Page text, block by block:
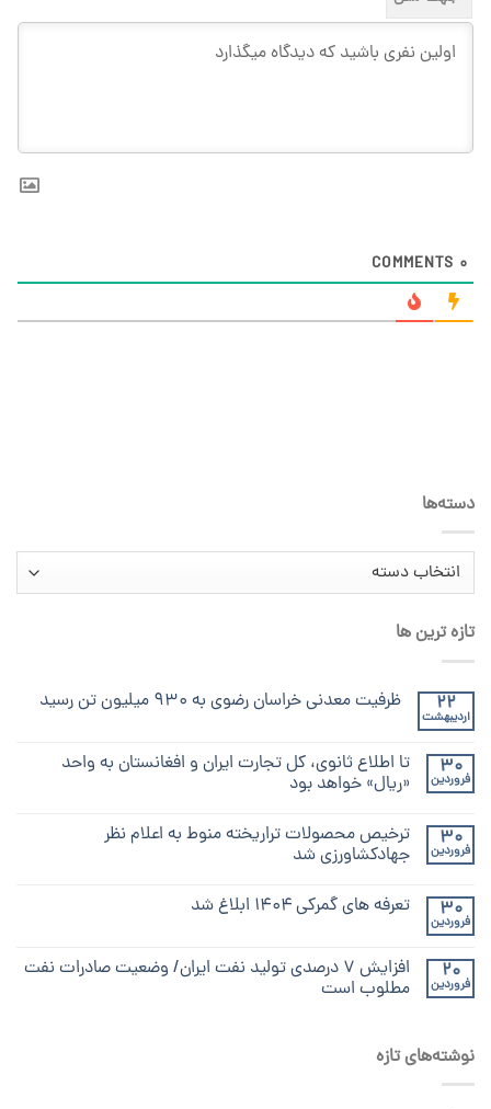
0
دسته‌ها
دسته‌ها
تازه ترین ها
22
اردیبهشت
ظرفیت معدنی خراسان رضوی به ۹۳۰ میلیون تن رسید
30
فروردین
تا اطلاع ثانوی، کل تجارت ایران و افغانستان به واحد
«ریال» خواهد بود
30
فروردین
ترخیص محصولات تراریخته منوط به اعلام نظر
جهادکشاورزی شد
30
فروردین
تعرفه های گمرکی ۱۴۰۴ ابلاغ شد
20
فروردین
افزایش ۷ درصدی تولید نفت ایران/ وضعیت صادرات نفت
مطلوب است
نوشته‌های تازه